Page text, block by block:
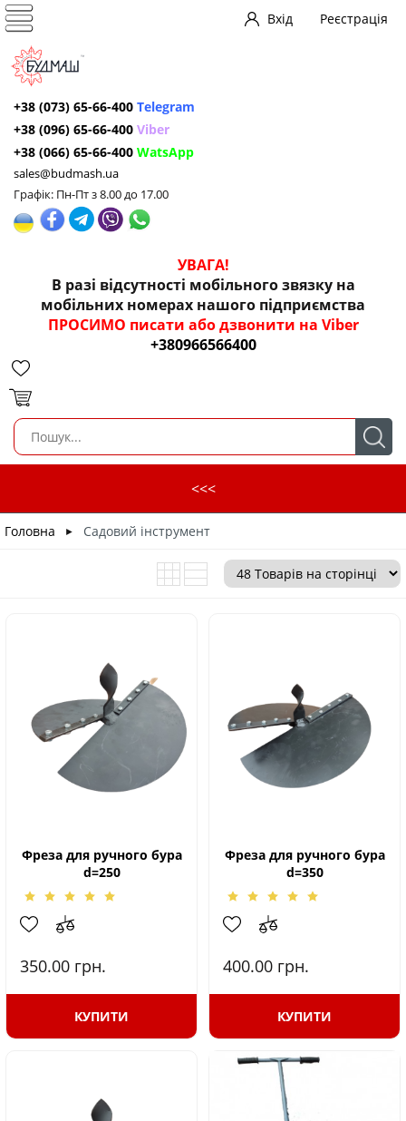
Вхід Реєстрація
+38 (073) 65-66-400 Telegram
+38 (096) 65-66-400 Viber
+38 (066) 65-66-400 WatsApp
sales@budmash.ua
Графік: Пн-Пт з 8.00 до 17.00
УВАГА!
В разі відсутності мобільного звязку на
мобільних номерах нашого підприємства
ПРОСИМО писати або дзвонити на Viber
+380966566400
<<<
Головна ► Садовий інструмент
Фреза для ручного бура
d=250
350.00 грн.
КУПИТИ
Фреза для ручного бура
d=350
400.00 грн.
КУПИТИ